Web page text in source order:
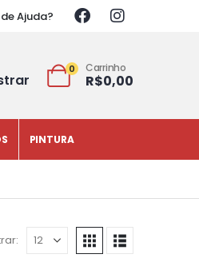
Ajuda?
0 Carrinho
R$0,00
PINTURA